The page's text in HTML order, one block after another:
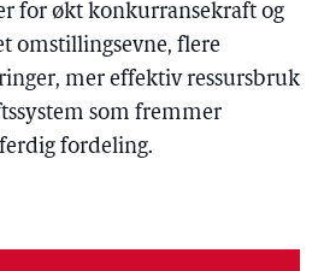
for økt konkurransekraft og
omstillingsevne, flere
mer effektiv ressursbruk
som fremmer
fordeling.